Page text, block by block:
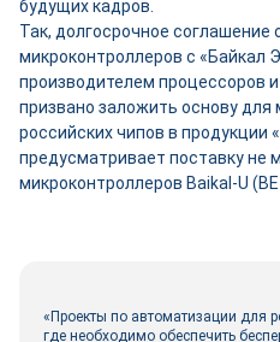
будущих кадров.
Так, долгосрочное соглашение
микроконтроллеров с «Байкал
производителем процессоров
призвано заложить основу для
российских чипов в продукции
предусматривает поставку не
микроконтроллеров Baikal-U
«Проекты по автоматизации для
где необходимо обеспечить